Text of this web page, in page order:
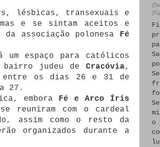
lésbicas, transexuais e
e se sintam aceitos e
associação polonesa Fé
um espaço para católicos
bairro judeu de Cracóvia,
entre os dias 26 e 31 de
27.
embora Fé e Arco Íris
reuniram com o cardeal
assim como o resto da
organizados durante a
o